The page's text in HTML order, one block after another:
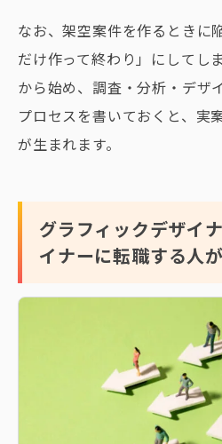
なお、架空案件を作るときに
だけ作って終わり」にしてし
から始め、調査・分析・デザ
プロセスを書いておくと、実
が生まれます。
グラフィックデザイ
イナーに転職する人